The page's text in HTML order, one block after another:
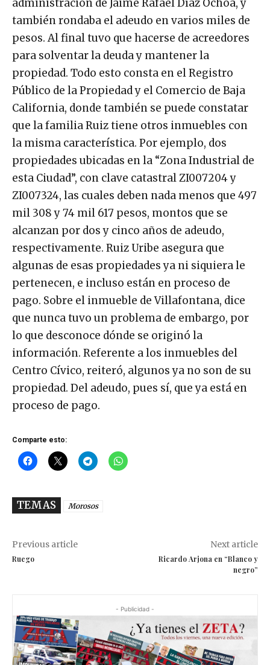
administración de Jaime Rafael Díaz Ochoa, y
también rondaba el adeudo en varios miles de
pesos. Al final tuvo que hacerse de acreedores
para solventar la deuda y mantener la
propiedad. Todo esto consta en el Registro
Público de la Propiedad y el Comercio de Baja
California, donde también se puede constatar
que la familia Ruiz tiene otros inmuebles con
la misma característica. Por ejemplo, dos
propiedades ubicadas en la “Zona Industrial de
esta Ciudad”, con clave catastral ZI007204 y
ZI007324, las cuales deben nada menos que 497
mil 308 y 74 mil 617 pesos, montos que se
alcanzan por dos y cinco años de adeudo,
respectivamente. Ruiz Uribe asegura que
algunas de esas propiedades ya ni siquiera le
pertenecen, e incluso están en proceso de
pago. Sobre el inmueble de Villafontana, dice
que nunca tuvo un problema de embargo, por
lo que desconoce dónde se originó la
información. Referente a los inmuebles del
Centro Cívico, reiteró, algunos ya no son de su
propiedad. Del adeudo, pues sí, que ya está en
proceso de pago.
Comparte esto:
TEMAS Morosos
Previous article
Ruego
Next article
Ricardo Arjona en “Blanco y
negro”
- Publicidad -